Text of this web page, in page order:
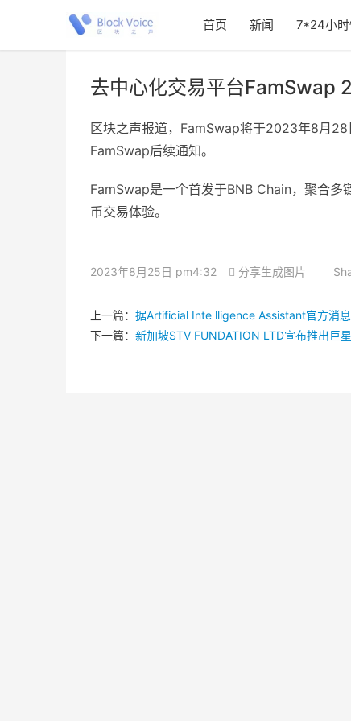
首页 新闻 7*24小时
去中心化交易平台FamSwap
区块之声报道，FamSwap将于2023年8月
FamSwap后续通知。
FamSwap是一个首发于BNB Chain，聚合多
币交易体验。
2023年8月25日 pm4:32 分享生成图片
上一篇： 据Artificial Inte lligence Assistant官方消息
下一篇： 新加坡STV FUNDATION LTD宣布推出巨星